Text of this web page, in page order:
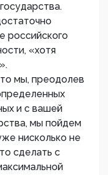
российского
«хотя
мы, преодолев
и с вашей
мы пойдем
нисколько не
сделать с